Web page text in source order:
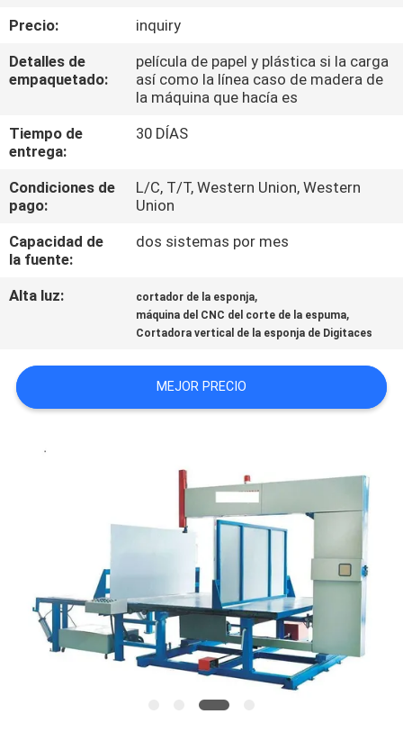
ÉNTRENOS
EN
CONTACTO
CON
PIDA
UNA
DEL
SITIO
POLÍTICA
Precio:
inquiry
Detalles de
empaquetado:
película de papel y plástica si la carga
así como la línea caso de madera de
la máquina que hacía es
Tiempo de
entrega:
30 DÍAS
Condiciones de
pago:
L/C, T/T, Western Union, Western
Union
Capacidad de
la fuente:
dos sistemas por mes
Alta luz: cortador de la esponja,
máquina del CNC del corte de la espuma,
Cortadora vertical de la esponja de Digitaces
MEJOR PRECIO